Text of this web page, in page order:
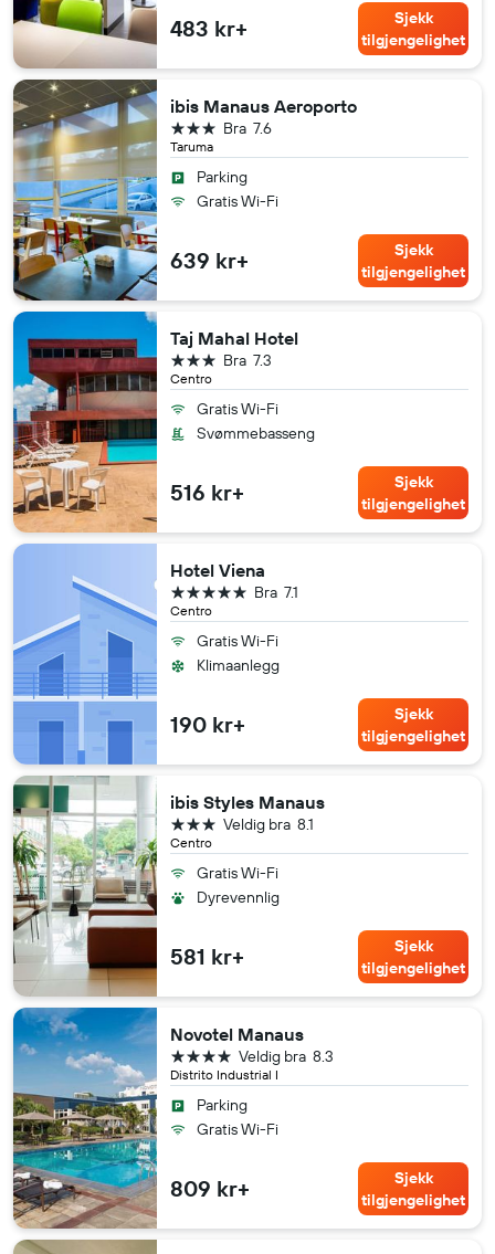
483 kr+
Sjekk
tilgjengelighet
ibis Manaus Aeroporto
Taruma
7.6
Bra
3 stjerner
Parking
Gratis Wi-Fi
639 kr+
Sjekk
tilgjengelighet
Taj Mahal Hotel
Centro
7.3
Bra
3 stjerner
Gratis Wi-Fi
Svømmebasseng
516 kr+
Sjekk
tilgjengelighet
Hotel Viena
Centro
7.1
Bra
5 stjerner
Gratis Wi-Fi
Klimaanlegg
190 kr+
Sjekk
tilgjengelighet
ibis Styles Manaus
Centro
8.1
Veldig bra
3 stjerner
Gratis Wi-Fi
Dyrevennlig
581 kr+
Sjekk
tilgjengelighet
Novotel Manaus
Distrito Industrial I
8.3
Veldig bra
4 stjerner
Parking
Gratis Wi-Fi
809 kr+
Sjekk
tilgjengelighet